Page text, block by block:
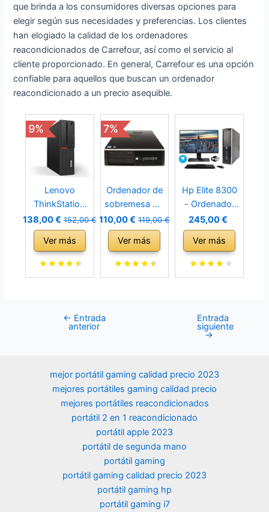
que brinda a los consumidores diversas opciones para
elegir según sus necesidades y preferencias. Los clientes
han elogiado la calidad de los ordenadores
reacondicionados de Carrefour, así como el servicio al
cliente proporcionado. En general, Carrefour es una opción
confiable para aquellos que buscan un ordenador
reacondicionado a un precio asequible.
9%
Lenovo
ThinkStation
M700 SFF -
Ordenador de
sobremesa
(Intel Core i5-
Pro
(Reacondicion
138,00 € 152,00 €
Ver más
7%
Ordenador de
sobremesa HP
Elite 8300 SFF
(Intel Core i5-
3470 3.2 GHz
16GB de RAM
ado)
110,00 € 119,00 €
Ver más
Hp Elite 8300
- Ordenador
de sobremesa
+ Monitor 24''
(Intel Core i5-
3470, 8GB de
Lector DVD,
WiFi,Windows
ado)
245,00 €
Ver más
Navegación
← Entrada
anterior
Entrada
siguiente
→
mejor portátil gaming calidad precio 2023
mejores portátiles gaming calidad precio
mejores portátiles reacondicionados
portátil 2 en 1 reacondicionado
portátil apple 2023
portátil de segunda mano
portátil gaming
portátil gaming calidad precio 2023
portátil gaming hp
portátil gaming i7